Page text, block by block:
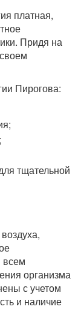
платная,
Придя на
Пирогова:
тщательной
всем
организма
с учетом
и наличие